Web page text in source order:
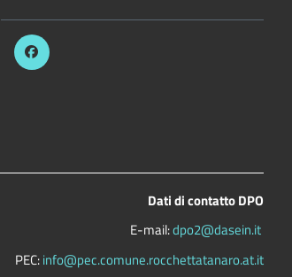
Dati di contatto DPO
E-mail:dpo2@dasein.it
PEC:info@pec.comune.rocchettatanaro.at.it